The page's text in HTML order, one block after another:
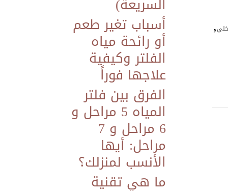
, أسباب تغير طعم
أو رائحة مياه
الفلتر وكيفية
علاجها فوراً
الفرق بين فلتر
المياه 5 مراحل و
6 مراحل و 7
مراحل: أيها
الأنسب لمنزلك؟
ما هي تقنية